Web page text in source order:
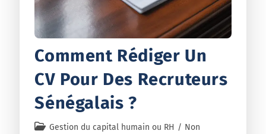
Comment Rédiger Un
CV Pour Des Recruteurs
Sénégalais ?
Gestion du capital humain ou RH / Non